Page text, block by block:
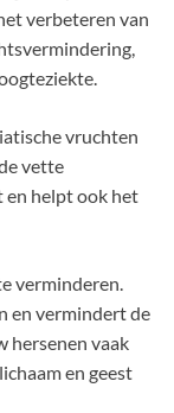
verbeteren van
vruchten
vette
en helpt ook het
verminderen.
en vermindert de
hersenen vaak
en geest